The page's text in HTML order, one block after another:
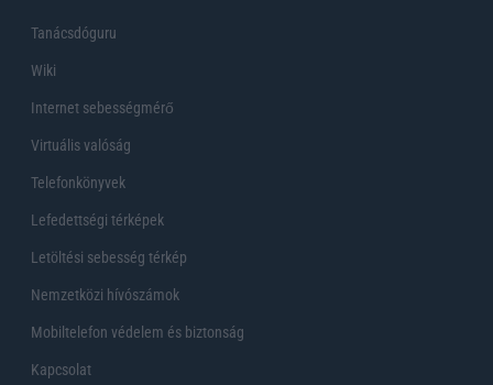
Tanácsdóguru
Wiki
Internet sebességmérő
Virtuális valóság
Telefonkönyvek
Lefedettségi térképek
Letöltési sebesség térkép
Nemzetközi hívószámok
Mobiltelefon védelem és biztonság
Kapcsolat